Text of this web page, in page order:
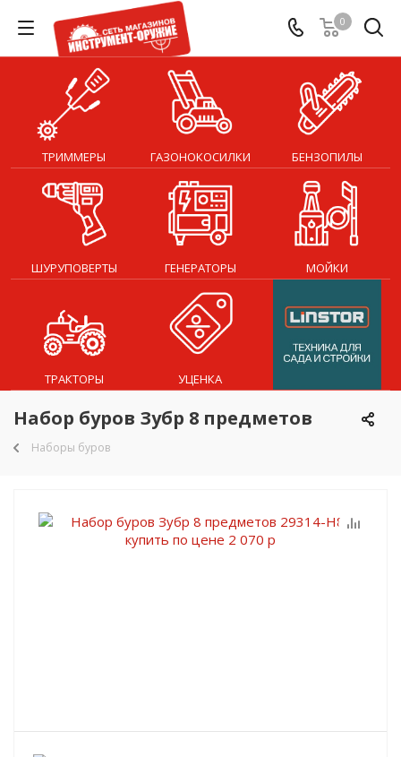
0
ТРИММЕРЫ ГАЗОНОКОСИЛКИ БЕНЗОПИЛЫ
ШУРУПОВЕРТЫ ГЕНЕРАТОРЫ МОЙКИ
ТРАКТОРЫ УЦЕНКА
Набор буров Зубр 8 предметов
Наборы буров